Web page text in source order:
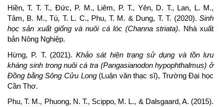
Hiền, T. T. T., Đức, P. M., Liêm, P. T., Yên, D. T., Lan, L. M.,
Tâm, B. M., Tú, T. L. C., Phu, T. M. & Dung, T. T. (2020). Sinh
học sản xuất giống và nuôi cá lóc (Channa striata). Nhà xuất
bản Nông Nghiệp.
Hừng, P. T. (2021). Khảo sát hiện trạng sử dụng và tồn lưu
kháng sinh trong nuôi cá tra (Pangasianodon hypophthalmus) ở
Đồng bằng Sông Cửu Long(Luận văn thạc sĩ), Trường Đại học
Cần Thơ.
Phu, T. M., Phuong, N. T., Scippo, M. L., & Dalsgaard, A. (2015).